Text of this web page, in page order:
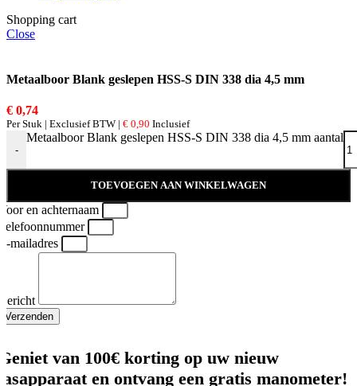
Shopping cart
Close
Metaalboor Blank geslepen HSS-S DIN 338 dia 4,5 mm
€ 0,74
Per Stuk | Exclusief BTW | € 0,90 Inclusief
-
Metaalboor Blank geslepen HSS-S DIN 338 dia 4,5 mm aantal
TOEVOEGEN AAN WINKELWAGEN
en achternaam
mailadres
Verzenden
van 100€ korting op uw nieuw
en ontvang een gratis manometer!